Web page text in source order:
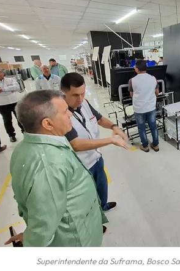
Superintendente da Suframa, Bosco